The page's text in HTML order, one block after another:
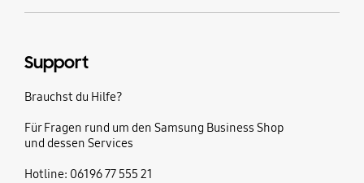
Support
Brauchst du Hilfe?
Für Fragen rund um den Samsung Business Shop
und dessen Services
Hotline: 06196 77 555 21